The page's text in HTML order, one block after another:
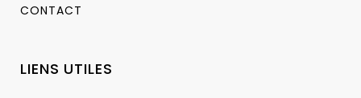
CONTACT
LIENS UTILES